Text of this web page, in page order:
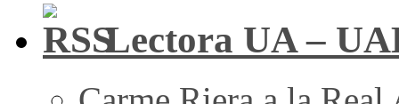
Lectora UA –